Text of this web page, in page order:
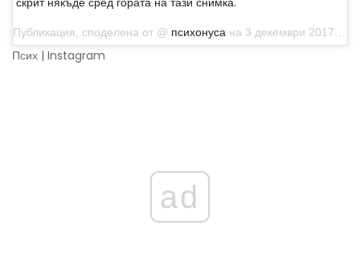
Публикация, споделена от @ психонуса на 3 декември 2017 г. в 15:01 ч. PST
Псих | Instagram
ad